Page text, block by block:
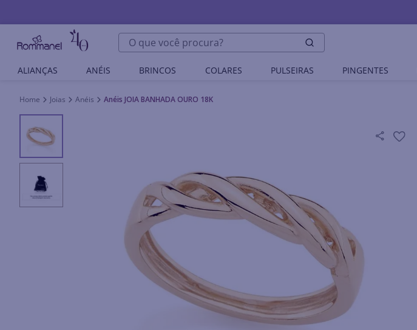
O que você procura?
ALIANÇAS ANÉIS BRINCOS COLARES PULSEIRAS PINGENTES
Joias Anéis Anéis JOIA BANHADA OURO 18K